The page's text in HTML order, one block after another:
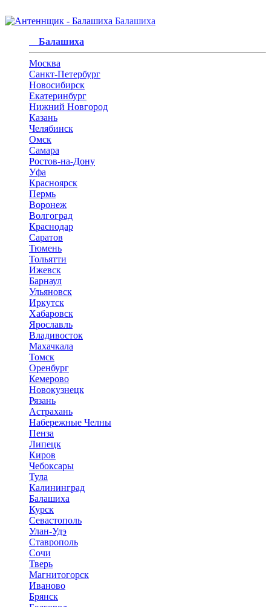
Балашиха
Балашиха
Москва
Санкт-Петербург
Новосибирск
Екатеринбург
Нижний Новгород
Казань
Челябинск
Омск
Самара
Ростов-на-Дону
Уфа
Красноярск
Пермь
Воронеж
Волгоград
Краснодар
Саратов
Тюмень
Тольятти
Ижевск
Барнаул
Ульяновск
Иркутск
Хабаровск
Ярославль
Владивосток
Махачкала
Томск
Оренбург
Кемерово
Новокузнецк
Рязань
Астрахань
Набережные Челны
Пенза
Липецк
Киров
Чебоксары
Тула
Калининград
Балашиха
Курск
Севастополь
Улан-Удэ
Ставрополь
Сочи
Тверь
Магнитогорск
Иваново
Брянск